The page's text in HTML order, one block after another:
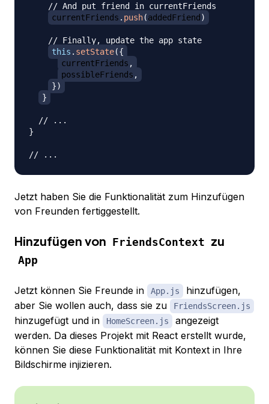
// And put friend in currentFriends
currentFriends . push(addedFriend )
// Finally, update the app state
this . setState({
currentFriends ,
possibleFriends ,
})
}
// ...
}
// ...
Jetzt haben Sie die Funktionalität zum Hinzufügen
von Freunden fertiggestellt.
Hinzufügen von FriendsContext zu
App
Jetzt können Sie Freunde in App.js
hinzufügen,
aber Sie wollen auch, dass sie zu
FriendsScreen.js
hinzugefügt und in HomeScreen.js
angezeigt
werden. Da dieses Projekt mit React erstellt wurde,
können Sie diese Funktionalität mit Kontext in Ihre
Bildschirme injizieren.